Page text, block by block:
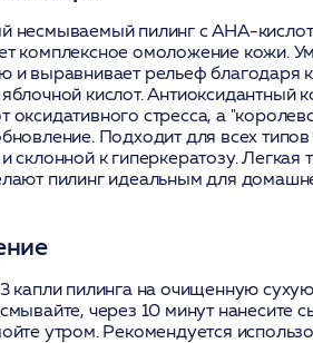
несмываемый пилинг с AHA-
комплексное омоложение кожи.
и выравнивает рельеф благодаря
кислот. Антиоксидантный
оксидативного стресса, а
Подходит для всех
склонной к гиперкератозу.
пилинг идеальным для
капли пилинга на очищенную
через 10 минут нанесите
утром. Рекомендуется